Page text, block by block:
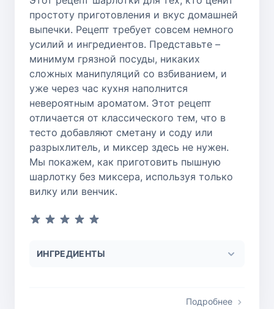
простоту приготовления и вкус домашней
выпечки. Рецепт требует совсем немного
усилий и ингредиентов. Представьте –
минимум грязной посуды, никаких
сложных манипуляций со взбиванием, и
уже через час кухня наполнится
невероятным ароматом. Этот рецепт
отличается от классического тем, что в
тесто добавляют сметану и соду или
разрыхлитель, и миксер здесь не нужен.
Мы покажем, как приготовить пышную
шарлотку без миксера, используя только
вилку или венчик.
ИНГРЕДИЕНТЫ
Подробнее